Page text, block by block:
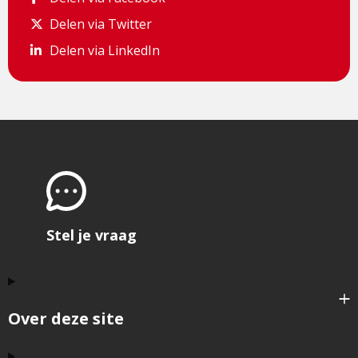
Delen via Twitter
Delen via Twitter
Delen via LinkedIn
Delen via LinkedIn
Over deze site
Stel je vraag